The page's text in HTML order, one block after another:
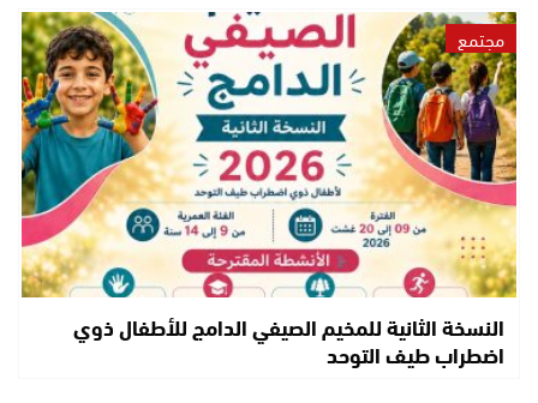
مجتمع
النسخة الثانية للمخيم الصيفي الدامج للأطفال ذوي
اضطراب طيف التوحد